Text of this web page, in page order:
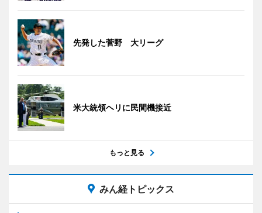
先発した菅野 大リーグ
米大統領ヘリに民間機接近
もっと見る
みん経トピックス